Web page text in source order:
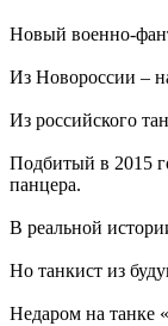
Новый военно-
Из Новороссии –
Из российского
Подбитый в 2015
панцера.
В реальной
Но танкист из
Недаром на